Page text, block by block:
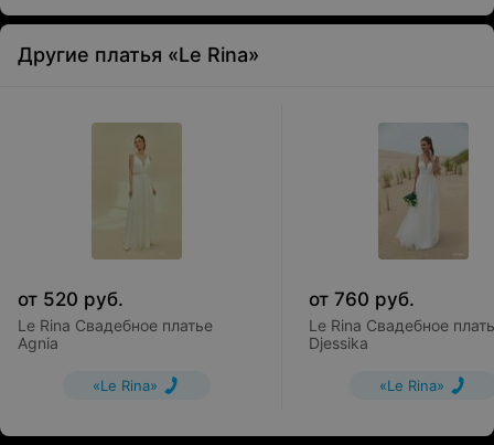
Другие платья «Le Rina»
от 520 руб.
Le Rina Свадебное платье
Agnia
«Le Rina»
от 760 руб.
Le Rina Свадебное
Djessika
«Le Rina»